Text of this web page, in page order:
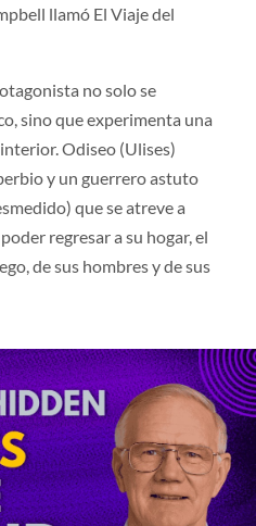
llamó El Viaje del
no solo se
sino que experimenta una
Odiseo (Ulises)
y un guerrero astuto
que se atreve a
regresar a su hogar, el
de sus hombres y de sus